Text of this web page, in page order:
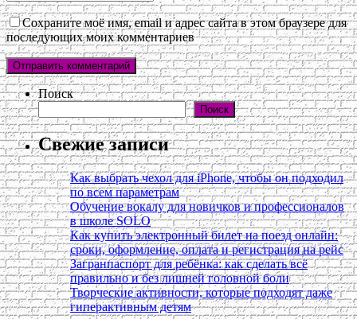
Сохраните моё имя, email и адрес сайта в этом браузере для
последующих моих комментариев
Поиск
Поиск
Свежие записи
Как выбрать чехол для iPhone, чтобы он подходил
по всем параметрам
Обучение вокалу для новичков и профессионалов
в школе SOLO
Как купить электронный билет на поезд онлайн:
сроки, оформление, оплата и регистрация на рейс
Загранпаспорт для ребёнка: как сделать всё
правильно и без лишней головной боли
Творческие активности, которые подходят даже
гиперактивным детям